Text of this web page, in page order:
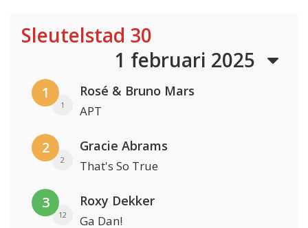
Sleutelstad 30
1 februari 2025
1
1
Rosé & Bruno Mars
APT
2
2
Gracie Abrams
That's So True
3
12
Roxy Dekker
Ga Dan!